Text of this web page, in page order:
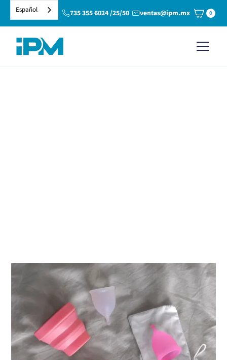
735 355 6024 /25/50 ventas@ipm.mx 0
Español